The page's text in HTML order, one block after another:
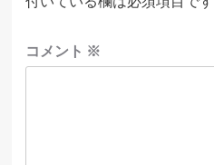
コメント ※